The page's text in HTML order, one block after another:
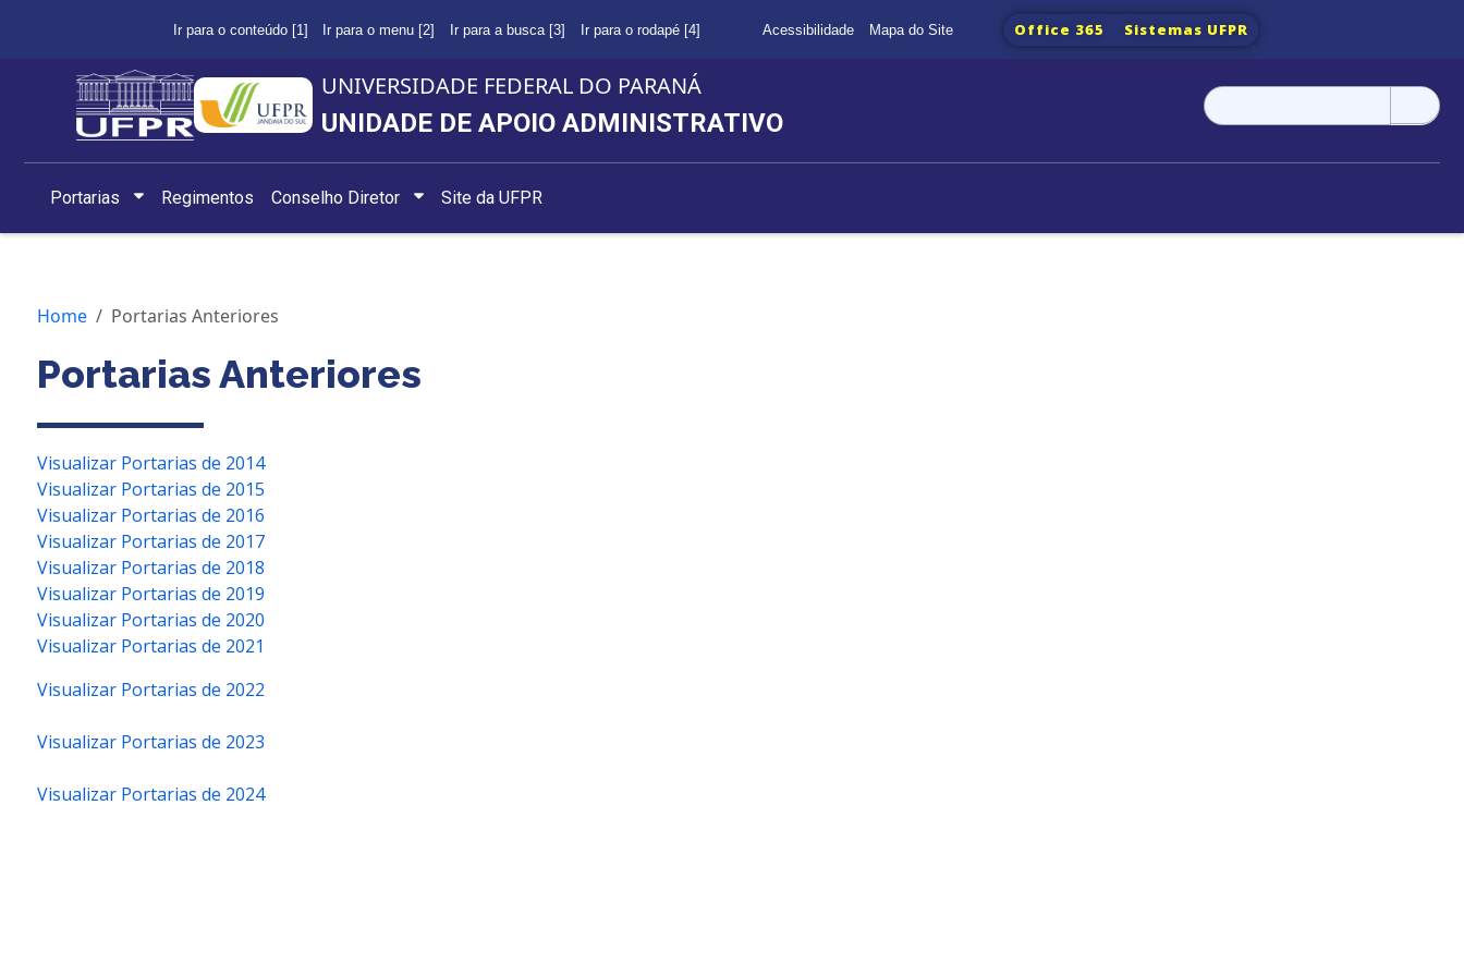
Ir para o conteúdo [1] Ir para o menu [2] Ir para a busca [3] Ir para o rodapé [4] Acessibilidade Mapa do Site Office 365 Sistemas UFPR
UNIVERSIDADE FEDERAL DO PARANÁ
UNIDADE DE APOIO ADMINISTRATIVO
Pesquisar
por:
Portarias Regimentos Conselho Diretor Site da UFPR
Home Portarias Anteriores
Portarias Anteriores
Visualizar Portarias de 2014
Visualizar Portarias de 2015
Visualizar Portarias de 2016
Visualizar Portarias de 2017
Visualizar Portarias de 2018
Visualizar Portarias de 2019
Visualizar Portarias de 2020
Visualizar Portarias de 2021
Visualizar Portarias de 2022
Visualizar Portarias de 2023
Visualizar Portarias de 2024